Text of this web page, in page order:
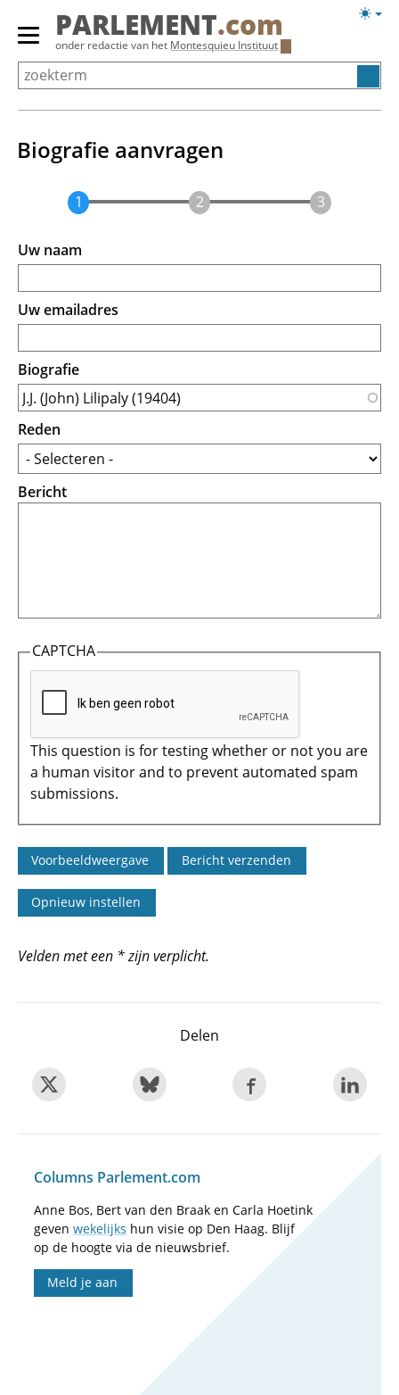
Overslaan
Primair
menu
tonen/verbergen
PARLEMENT.com
onder redactie van het Montesquieu Instituut
Biografie aanvragen
Uw naam
Uw emailadres
Biografie
Reden
Bericht
CAPTCHA
This question is for testing whether or not you are
a human visitor and to prevent automated spam
submissions.
Velden met een * zijn verplicht.
Delen
Columns Parlement.com
Anne Bos, Bert van den Braak en Carla Hoetink
geven wekelijks hun visie op Den Haag. Blijf
op de hoogte via de nieuwsbrief.
Meld je aan